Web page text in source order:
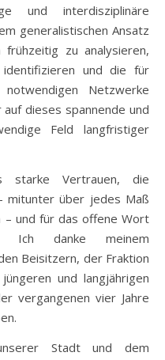
und interdisziplinäre
generalistischen Ansatz
zu analysieren,
identifizieren und die für
Netzwerke
dieses spannende und
Feld langfristiger
starke Vertrauen, die
mitunter über jedes Maß
– und für das offene Wort
Ich danke meinem
Beisitzern, der Fraktion
und langjährigen
vergangenen vier Jahre
Stadt und dem